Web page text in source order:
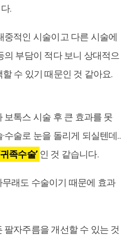
.
중적인 시술이고 다른 시술에
의 부담이 적다 보니 상대적으
수 있기 때문인 것 같아요.
보톡스 시술 후 큰 효과를 못
수술로 눈을 돌리게 되실텐데..
귀족수술’ 인 것 같습니다.
래도 수술이기 때문에 효과
팔자주름을 개선할 수 있는 것